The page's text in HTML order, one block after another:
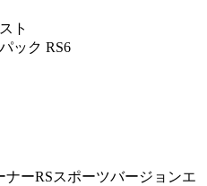
ト
ック RS6
ーRSスポーツバージョンエ